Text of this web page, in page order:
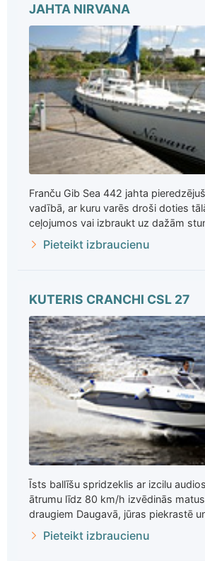
JAHTA NIRVANA
Franču Gib Sea 442 jahta
vadībā, ar kuru varēs droši doties
ceļojumos vai izbraukt uz dažām
Pieteikt izbraucienu
KUTERIS CRANCHI CSL 27
Īsts ballīšu spridzeklis ar izcilu
ātrumu līdz 80 km/h izvēdinās
draugiem Daugavā, jūras piekrastē
Pieteikt izbraucienu